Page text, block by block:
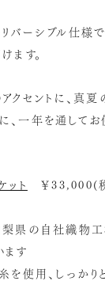
バーシブル仕様
ます。
アクセントに、真
、一年を通してお
ット
￥33,000(
梨県の自社織物
ます
を使用、しっか